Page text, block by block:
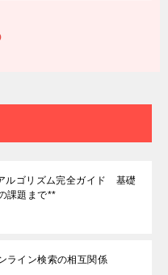
ルゴリズム完全ガイド 基礎
課題まで**
ライン検索の相互関係